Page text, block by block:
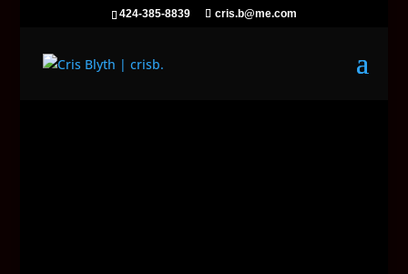
424-385-8839 cris.b@me.com